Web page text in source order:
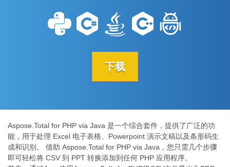
下载
Aspose.Total for PHP via Java 是一个综合套件，提供了广泛的功
能，用于处理 Excel 电子表格、Powerpoint 演示文稿以及条形码生
成和识别。 借助 Aspose.Total for PHP via Java，您只需几个步骤
即可轻松将 CSV 到 PPT 转换添加到任何 PHP 应用程序。